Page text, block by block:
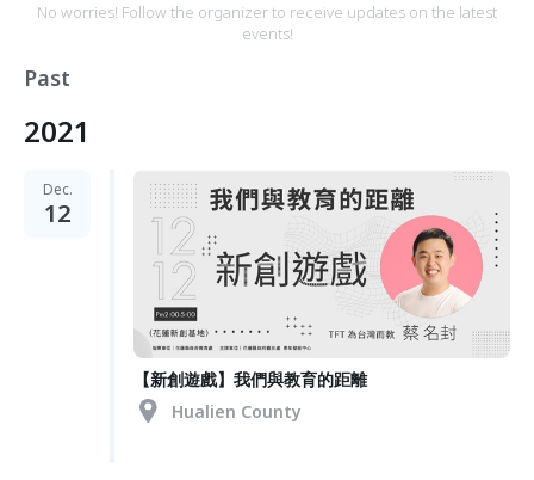
No worries! Follow the organizer to receive updates on the latest
events!
Past
2021
Dec.
12
【新創遊戲】我們與教育的距離
Hualien County